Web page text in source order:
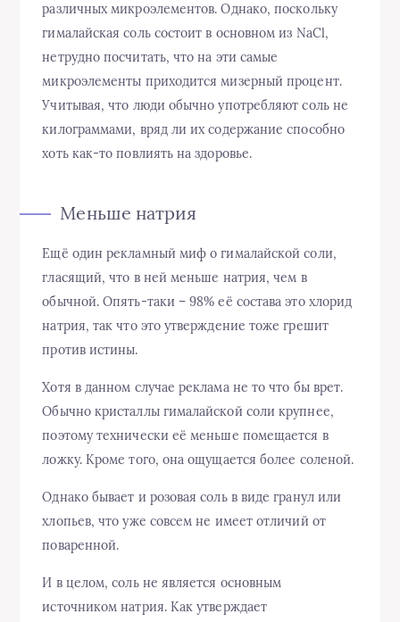
различных микроэлементов. Однако, поскольку
гималайская соль состоит в основном из NaCl,
нетрудно посчитать, что на эти самые
микроэлементы приходится мизерный процент.
Учитывая, что люди обычно употребляют соль не
килограммами, вряд ли их содержание способно
хоть как-то повлиять на здоровье.
Меньше натрия
Ещё один рекламный миф о гималайской соли,
гласящий, что в ней меньше натрия, чем в
обычной. Опять-таки – 98% её состава это хлорид
натрия, так что это утверждение тоже грешит
против истины.
Хотя в данном случае реклама не то что бы врет.
Обычно кристаллы гималайской соли крупнее,
поэтому технически её меньше помещается в
ложку. Кроме того, она ощущается более соленой.
Однако бывает и розовая соль в виде гранул или
хлопьев, что уже совсем не имеет отличий от
поваренной.
И в целом, соль не является основным
источником натрия. Как утверждает